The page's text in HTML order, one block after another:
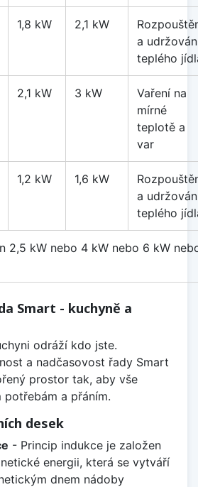
1,8 kW 2,1 kW
a
teplého
2,1 kW 3 kW
Vaření na
mírné
teplotě a
var
1,2 kW 1,6 kW
a
teplého
2,5 kW nebo 4 kW nebo 6 kW
Smart - kuchyně a
odráží kdo jste.
a nadčasovost řady Smart
prostor tak, aby vše
a přáním.
desek
- Princip indukce je založen
energii, která se vytváří
dnem nádoby